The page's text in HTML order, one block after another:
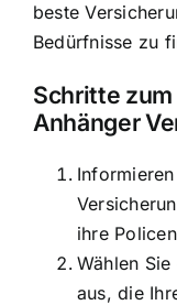
beste
Bedürfnisse zu
Schritte
Anhänger
ihre
Wählen
aus, die